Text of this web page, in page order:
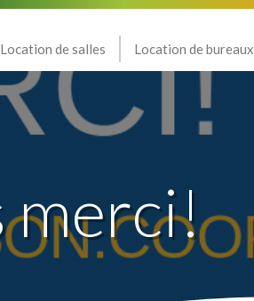
Location de salles Location de bureaux
merci!